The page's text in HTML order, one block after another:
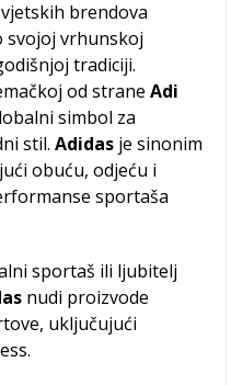
brendova
svojoj vrhunskoj
tradiciji.
od straneAdi
simbol za
stil.Adidas je sinonim
obuću, odjeću i
sportaša
sportaš ili ljubitelj
nudi proizvode
uključujući